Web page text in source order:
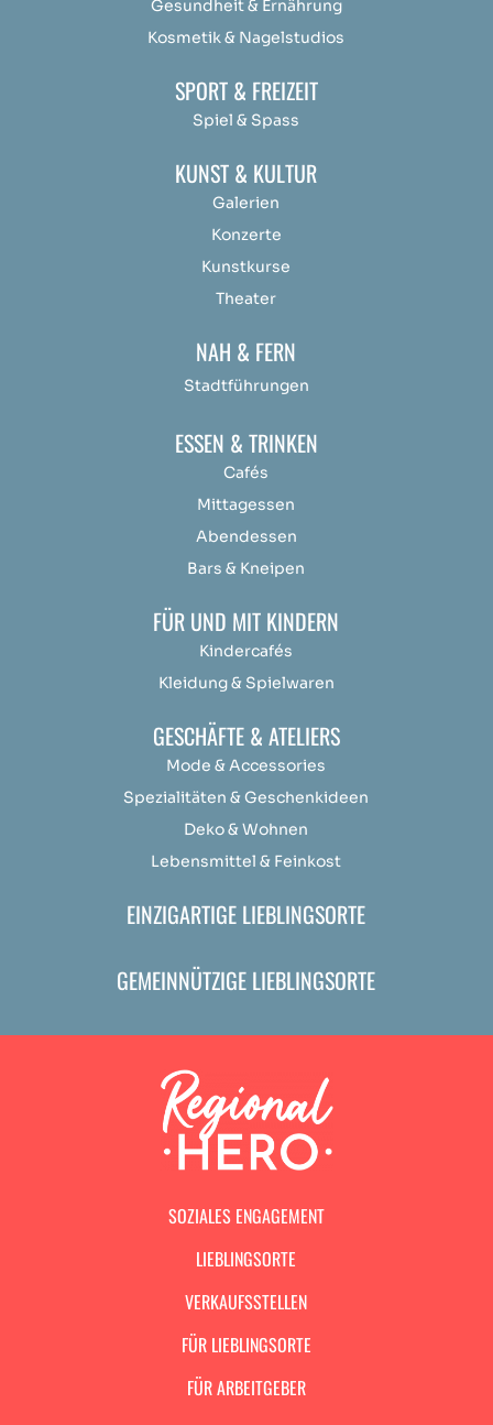
Gesundheit & Ernährung
Kosmetik & Nagelstudios
SPORT & FREIZEIT
Spiel & Spass
KUNST & KULTUR
Galerien
Konzerte
Kunstkurse
Theater
NAH & FERN
Stadtführungen
ESSEN & TRINKEN
Cafés
Mittagessen
Abendessen
Bars & Kneipen
FÜR UND MIT KINDERN
Kindercafés
Kleidung & Spielwaren
GESCHÄFTE & ATELIERS
Mode & Accessories
Spezialitäten & Geschenkideen
Deko & Wohnen
Lebensmittel & Feinkost
EINZIGARTIGE LIEBLINGSORTE
GEMEINNÜTZIGE LIEBLINGSORTE
SOZIALES ENGAGEMENT
LIEBLINGSORTE
VERKAUFSSTELLEN
FÜR LIEBLINGSORTE
FÜR ARBEITGEBER